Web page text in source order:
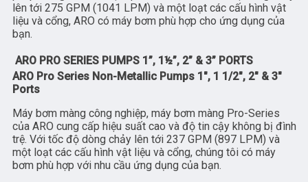
lên tới 275 GPM (1041 LPM) và một loạt các cấu hình vật
liệu và cổng, ARO có máy bơm phù hợp cho ứng dụng của
bạn.
ARO PRO SERIES PUMPS 1”, 1½”, 2” & 3” PORTS
ARO Pro Series Non-Metallic Pumps 1″, 1 1/2″, 2″ & 3″
Ports
Máy bơm màng công nghiệp, máy bơm màng Pro-Series
của ARO cung cấp hiệu suất cao và độ tin cậy không bị đình
trệ. Với tốc độ dòng chảy lên tới 237 GPM (897 LPM) và
một loạt các cấu hình vật liệu và cổng, chúng tôi có máy
bơm phù hợp với nhu cầu ứng dụng của bạn.